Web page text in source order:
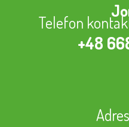
Telefon
+48